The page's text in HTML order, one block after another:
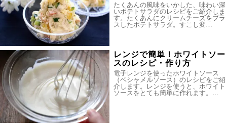
たくあんの風味をいかした、味わい深
いポテトサラダのレシピをご紹介しま
す。たくあんにクリームチーズをプラ
スしたポテトサラダ。すこし変…
レンジで簡単！ホワイトソー
スのレシピ・作り方
電子レンジを使ったホワイトソース
（ベシャメルソース）のレシピをご紹
介します。レンジを使うと、ホワイト
ソースをとても簡単に作れます。…